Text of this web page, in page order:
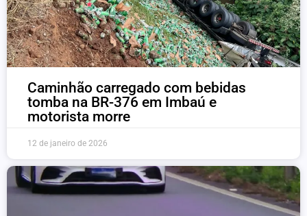
Caminhão carregado com bebidas
tomba na BR-376 em Imbaú e
motorista morre
12 de janeiro de 2026